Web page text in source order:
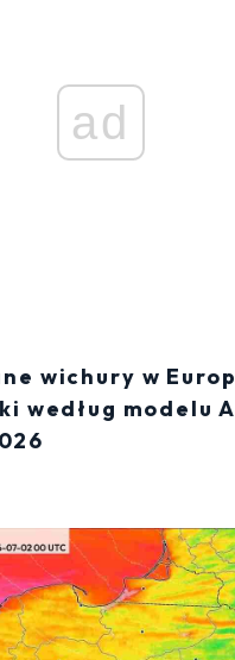
ad
wichury w
według modelu